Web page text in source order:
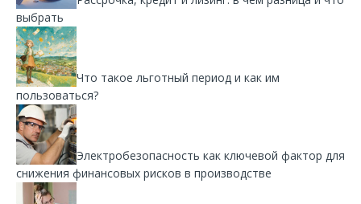
выбрать
Что такое льготный период и как им
пользоваться?
Электробезопасность как ключевой фактор для
снижения финансовых рисков в производстве